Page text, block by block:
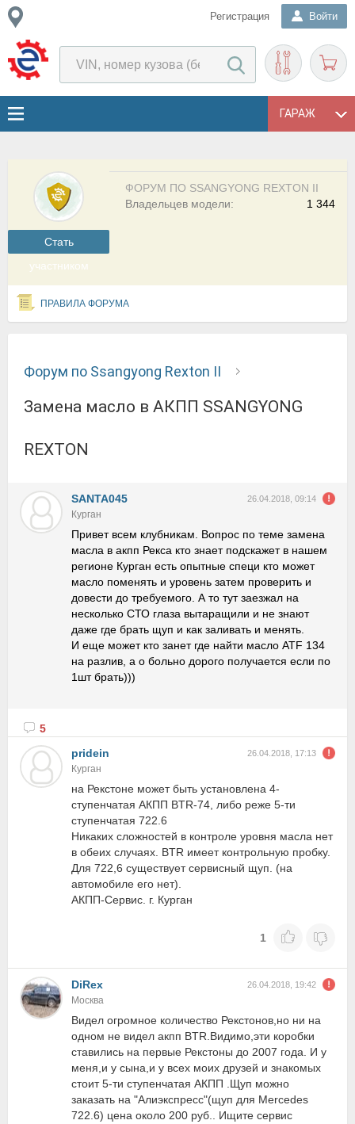
Регистрация Войти
ГАРАЖ
Cтать
участником
ФОРУМ ПО SSANGYONG REXTON II
1 344
Владельцев модели:
ПРАВИЛА ФОРУМА
Форум по Ssangyong Rexton II
Замена масло в АКПП SSANGYONG
REXTON
SANTA045 26.04.2018, 09:14
Курган
Привет всем клубникам. Вопрос по теме замена
масла в акпп Рекса кто знает подскажет в нашем
регионе Курган есть опытные специ кто может
масло поменять и уровень затем проверить и
довести до требуемого. А то тут заезжал на
несколько СТО глаза вытаращили и не знают
даже где брать щуп и как заливать и менять.
И еще может кто занет где найти масло ATF 134
на разлив, а о больно дорого получается если по
1шт брать)))
5
pridein
26.04.2018, 17:13
Курган
на Рекстоне может быть установлена 4-
ступенчатая АКПП BTR-74, либо реже 5-ти
ступенчатая 722.6
Никаких сложностей в контроле уровня масла нет
в обеих случаях. BTR имеет контрольную пробку.
Для 722,6 существует сервисный щуп. (на
автомобиле его нет).
АКПП-Сервис. г. Курган
1
DiRex 26.04.2018, 19:42
Москва
Видел огромное количество Рекстонов,но ни на
одном не видел акпп BTR.Видимо,эти коробки
ставились на первые Рекстоны до 2007 года. И у
меня,и у сына,и у всех моих друзей и знакомых
стоит 5-ти ступенчатая АКПП .Щуп можно
заказать на "Алиэкспресс"(щуп для Mercedes
722.6) цена около 200 руб.. Ищите сервис